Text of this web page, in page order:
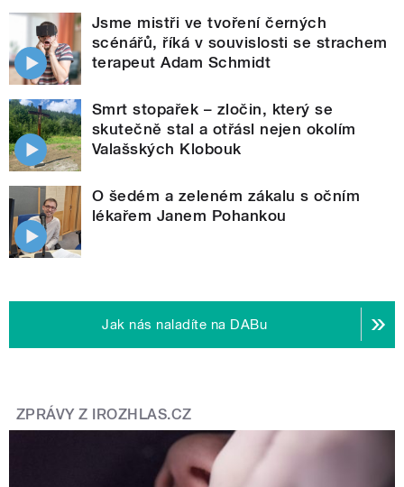
Jsme mistři ve tvoření černých
scénářů, říká v souvislosti se strachem
terapeut Adam Schmidt
Smrt stopařek – zločin, který se
skutečně stal a otřásl nejen okolím
Valašských Klobouk
O šedém a zeleném zákalu s očním
lékařem Janem Pohankou
Jak nás naladíte na DABu
ZPRÁVY Z IROZHLAS.CZ